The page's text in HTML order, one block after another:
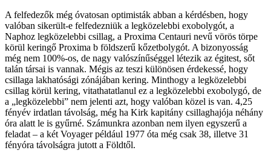
A felfedezők még óvatosan optimisták abban a kérdésben, hogy
valóban sikerült-e felfedezniük a legközelebbi exobolygót, a
Naphoz legközelebbi csillag, a Proxima Centauri nevű vörös törpe
körül keringő Proxima b földszerű kőzetbolygót. A bizonyosság
még nem 100%-os, de nagy valószínűséggel létezik az égitest, sőt
talán társai is vannak. Mégis az teszi különösen érdekessé, hogy
csillaga lakhatósági zónájában kering. Minthogy a legközelebbi
csillag körül kering, vitathatatlanul ez a legközelebbi exobolygó, de
a „legközelebbi” nem jelenti azt, hogy valóban közel is van. 4,25
fényév irdatlan távolság, még ha Kirk kapitány csillaghajója néhány
óra alatt le is gyűrné. Számunkra azonban nem ilyen egyszerű a
feladat – a két Voyager például 1977 óta még csak 38, illetve 31
fényóra távolságra jutott a Földtől.